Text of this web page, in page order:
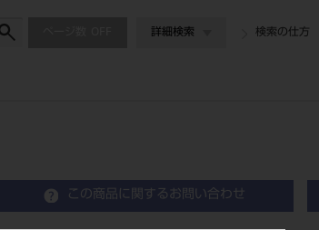
詳細検索 検索の仕方
この商品に関するお問い合わせ